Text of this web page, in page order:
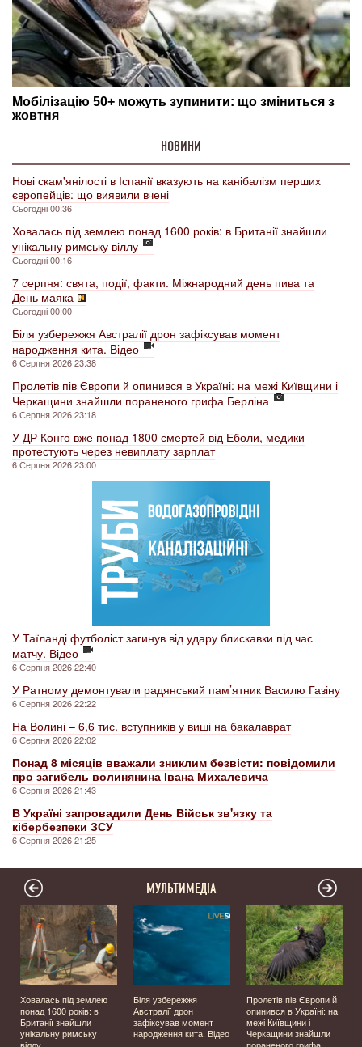
НОВИНИ
Нові скам'янілості в Іспанії вказують на канібалізм перших
європейців: що виявили вчені
Сьогодні 00:36
Ховалась під землею понад 1600 років: в Британії знайшли
унікальну римську віллу
Сьогодні 00:16
7 серпня: свята, події, факти. Міжнародний день пива та
День маяка
Сьогодні 00:00
Біля узбережжя Австралії дрон зафіксував момент
народження кита. Відео
6 Серпня 2026 23:38
Пролетів пів Європи й опинився в Україні: на межі Київщини і
Черкащини знайшли пораненого грифа Берліна
6 Серпня 2026 23:18
У ДР Конго вже понад 1800 смертей від Еболи, медики
протестують через невиплату зарплат
6 Серпня 2026 23:00
У Таїланді футболіст загинув від удару блискавки під час
матчу. Відео
6 Серпня 2026 22:40
У Ратному демонтували радянський пам’ятник Василю Газіну
6 Серпня 2026 22:22
На Волині – 6,6 тис. вступників у виші на бакалаврат
6 Серпня 2026 22:02
Понад 8 місяців вважали зниклим безвісти: повідомили
про загибель волинянина Івана Михалевича
6 Серпня 2026 21:43
В Україні запровадили День Військ зв'язку та
кібербезпеки ЗСУ
6 Серпня 2026 21:25
МУЛЬТИМЕДІА
Ховалась під землею
понад 1600 років: в
Британії знайшли
унікальну римську
віллу
Біля узбережжя
Австралії дрон
зафіксував момент
народження кита. Відео
Пролетів пів Європи й
опинився в Україні: на
межі Київщини і
Черкащини знайшли
пораненого грифа